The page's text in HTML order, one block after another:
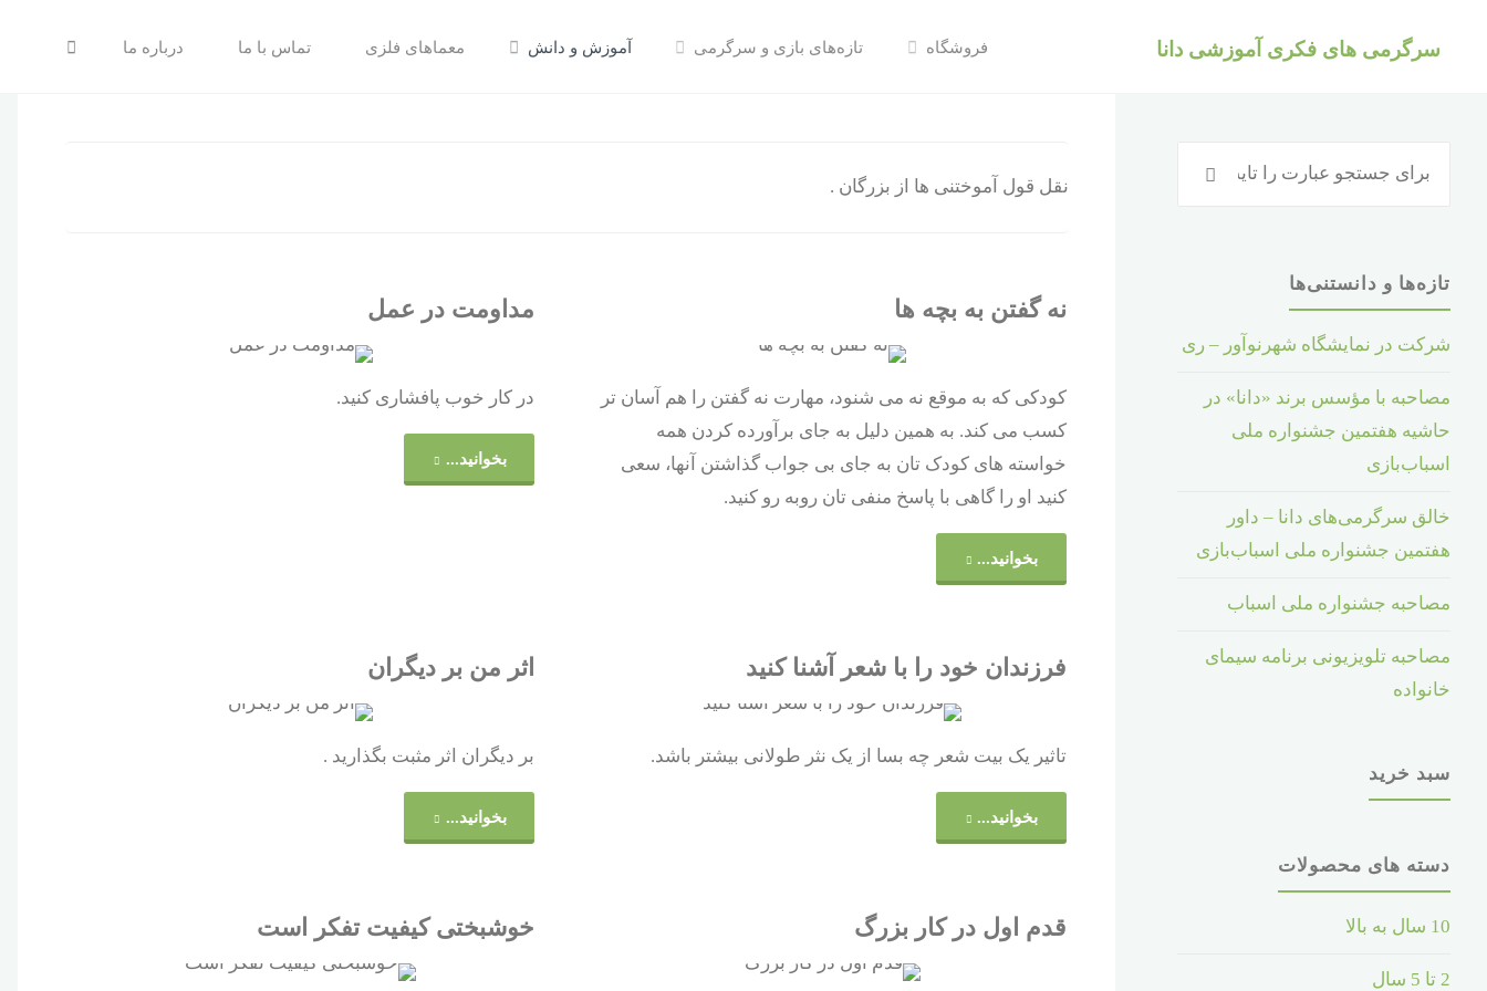
سرگرمی های فکری آموزشی دانا فروشگاه تازه‌های بازی و سرگرمی آموزش و دانش معماهای فلزی تماس با ما درباره ما
نقل قول آموختنی ها از بزرگان .
نه گفتن به بچه ها
/ دنیای
روانشناسی کودک
/
کودکی که به موقع نه می شنود، مهارت نه گفتن را هم آسان تر
کسب می کند. به همین دلیل به جای برآورده کردن همه
خواسته های کودک تان به جای بی جواب گذاشتن آنها، سعی
کنید او را گاهی با پاسخ منفی تان روبه رو کنید.
بخوانید...
به
بچه
ها"
مداومت در عمل
سخن بزرگان در کار خوب پافشاری کنید.
بخوانید...
فرزندان خود را با شعر آشنا کنید
تاثیر یک بیت شعر چه بسا از یک نثر طولانی بیشتر باشد.
بخوانید...
اثر من بر دیگران
بر دیگران اثر مثبت بگذارید .
بخوانید...
بر
دیگران"
قدم اول در کار بزرگ خوشبختی کیفیت تفکر است
جستجو
تازه‌ها و دانستنی‌ها
شرکت در نمایشگاه شهرنوآور – ری
مصاحبه با مؤسس برند «دانا» در
حاشیه هفتمین جشنواره ملی
اسباب‌بازی
خالق سرگرمی‌های دانا – داور
هفتمین جشنواره ملی اسباب‌بازی
مصاحبه جشنواره ملی اسباب
مصاحبه تلویزیونی برنامه سیمای
خانواده
سبد خرید
دسته های محصولات
10 سال به بالا
2 تا 5 سال